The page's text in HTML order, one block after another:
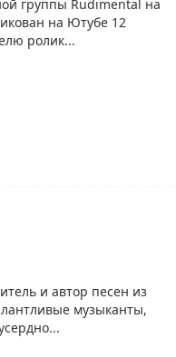
группы Rudimental на
на Ютубе 12
ролик...
и автор песен из
музыканты,